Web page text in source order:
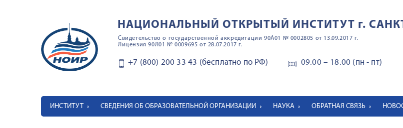
НАЦИОНАЛЬНЫЙ ОТКРЫТЫЙ ИНСТИТУТ г.
Свидетельство о государственной аккредитации 90А01 № 0002805 от 13.09.2017 г.
Лицензия 90Л01 № 0009695 от 28.07.2017 г.
+7 (800) 200 33 43 (бесплатно по РФ) 09.00 – 18.00 (пн - пт)
ИНСТИТУТ СВЕДЕНИЯ ОБ ОБРАЗОВАТЕЛЬНОЙ ОРГАНИЗАЦИИ НАУКА ОБРАТНАЯ СВЯЗЬ